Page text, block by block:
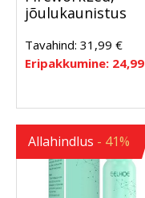
jõulukaunistus
Tavahind: 31,99 €
Eripakkumine: 24,99
Allahindlus - 41%